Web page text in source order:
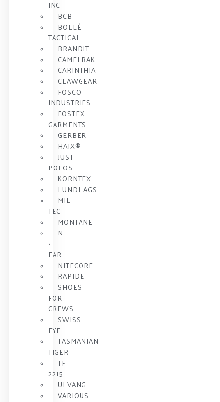
INC
BCB
BOLLÉ
TACTICAL
BRANDIT
CAMELBAK
CARINTHIA
CLAWGEAR
FOSCO
INDUSTRIES
FOSTEX
GARMENTS
GERBER
HAIX®
JUST
POLOS
KORNTEX
LUNDHAGS
MIL-
TEC
MONTANE
N
•
EAR
NITECORE
RAPIDE
SHOES
FOR
CREWS
SWISS
EYE
TASMANIAN
TIGER
TF-
2215
ULVANG
VARIOUS